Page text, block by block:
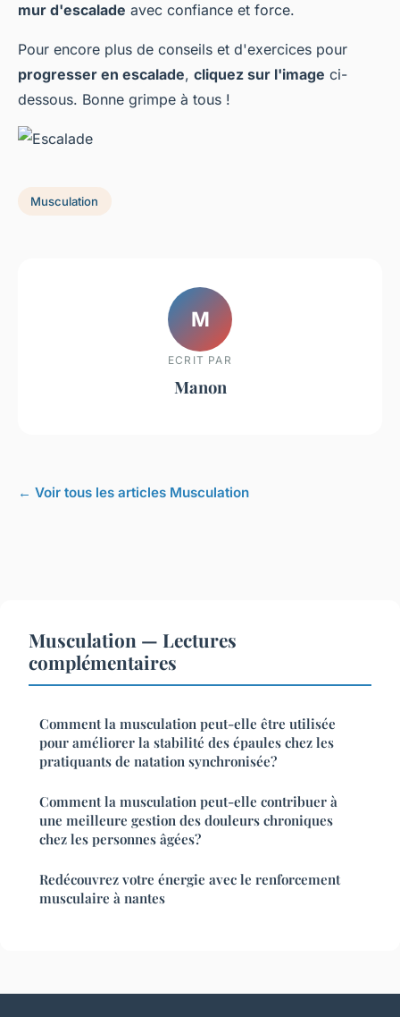
mur d'escalade avec confiance et force.
Pour encore plus de conseils et d'exercices pour
progresser en escalade, cliquez sur l'image ci-
dessous. Bonne grimpe à tous !
Musculation
M
ECRIT PAR
Manon
← Voir tous les articles Musculation
Musculation — Lectures
complémentaires
Comment la musculation peut-elle être utilisée
pour améliorer la stabilité des épaules chez les
pratiquants de natation synchronisée?
Comment la musculation peut-elle contribuer à
une meilleure gestion des douleurs chroniques
chez les personnes âgées?
Redécouvrez votre énergie avec le renforcement
musculaire à nantes